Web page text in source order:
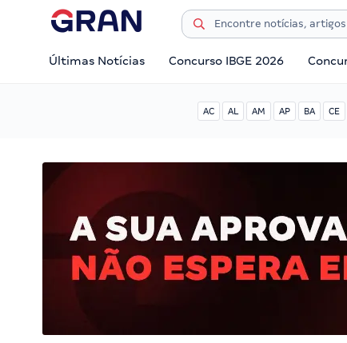
Últimas Notícias Concurso IBGE 2026
AC AL AM AP BA CE